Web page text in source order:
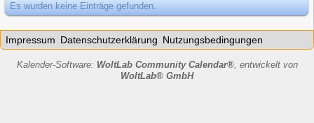
Es wurden keine Einträge gefunden.
Impressum Datenschutzerklärung Nutzungsbedingungen
Kalender-Software: WoltLab Community Calendar®, entwickelt von
WoltLab® GmbH